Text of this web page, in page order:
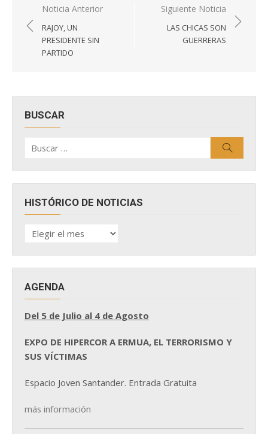
Navegación
de
entradas
Noticia Anterior
RAJOY, UN
PRESIDENTE SIN
PARTIDO
Siguiente Noticia
LAS CHICAS SON
GUERRERAS
BUSCAR
por:
HISTÓRICO DE NOTICIAS
HISTÓRICO
DE
AGENDA
Del 5 de Julio al 4 de Agosto
EXPO DE HIPERCOR A ERMUA, EL TERRORISMO Y
SUS VÍCTIMAS
Espacio Joven Santander. Entrada Gratuita
más información